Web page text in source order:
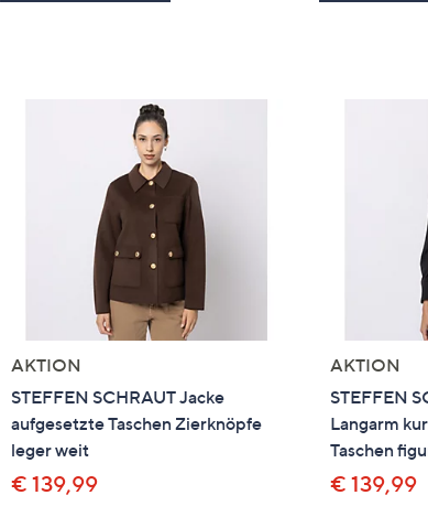
AKTION
STEFFEN SCHRAUT Jacke
aufgesetzte Taschen Zierknöpfe
leger weit
€ 139,99
AKTION
STEFFEN
Langarm
Taschen
€ 139,99